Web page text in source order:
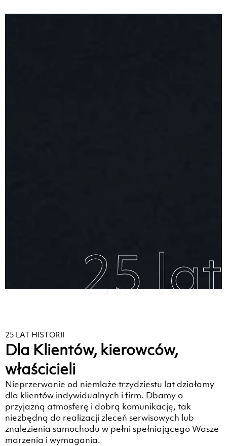
25 lat
25 LAT HISTORII
Dla Klientów, kierowców,
właścicieli
Nieprzerwanie od niemlaże trzydziestu lat działamy
dla klientów indywidualnych i firm. Dbamy o
przyjazną atmosferę i dobrą komunikację, tak
niezbędną do realizacji zleceń serwisowych lub
znalezienia samochodu w pełni spełniającego Wasze
marzenia i wymagania.